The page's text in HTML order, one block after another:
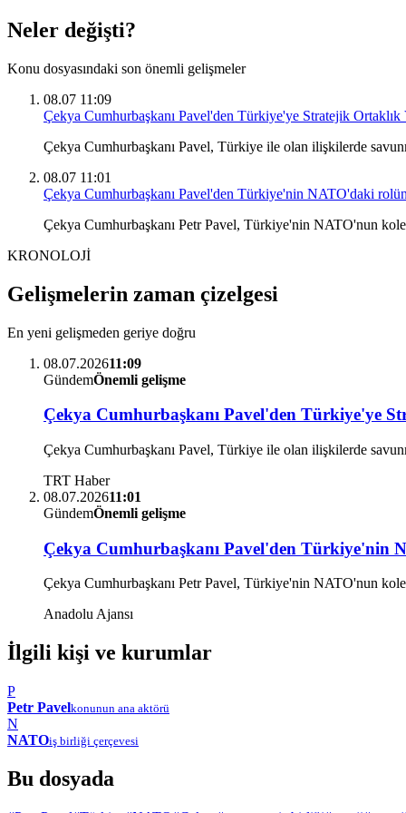
Neler değişti?
Konu dosyasındaki son önemli gelişmeler
08.07 11:09
Çekya Cumhurbaşkanı Pavel'den Türkiye'ye Stratejik Ortaklık
Çekya Cumhurbaşkanı Pavel, Türkiye ile olan ilişkilerde
08.07 11:01
Çekya Cumhurbaşkanı Pavel'den Türkiye'nin NATO'daki
Çekya Cumhurbaşkanı Petr Pavel, Türkiye'nin NATO'nun
KRONOLOJİ
Gelişmelerin zaman çizelgesi
En yeni gelişmeden geriye doğru
08.07.202611:09
GündemÖnemli gelişme
Çekya Cumhurbaşkanı Pavel'den Türkiye'ye
Çekya Cumhurbaşkanı Pavel, Türkiye ile olan ilişkilerde
TRT Haber
08.07.202611:01
GündemÖnemli gelişme
Çekya Cumhurbaşkanı Pavel'den Türkiye'nin
Çekya Cumhurbaşkanı Petr Pavel, Türkiye'nin NATO'nun
Anadolu Ajansı
İlgili kişi ve kurumlar
P
Petr Pavelkonunun ana aktörü
N
NATOiş birliği çerçevesi
Bu dosyada